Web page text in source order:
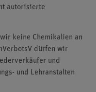
autorisierte
keine Chemikalien an
dürfen wir
und
und Lehranstalten